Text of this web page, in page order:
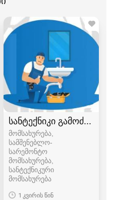
სანტექნიკი გამოძახებით
მომსახურება,
სამშენებლო-
სარემონტო
მომსახურება,
სანტექნიკური
მომსახურება
1 კვირის წინ